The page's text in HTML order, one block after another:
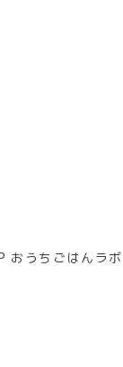
おうちごはんラボ